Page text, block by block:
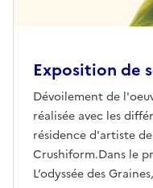
Exposition de
Dévoilement de
réalisée avec les
résidence d'artiste
Crushiform.Dans le
L’odyssée des